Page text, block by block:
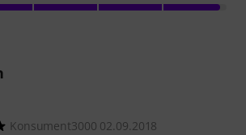
Konsument3000 02.09.2018